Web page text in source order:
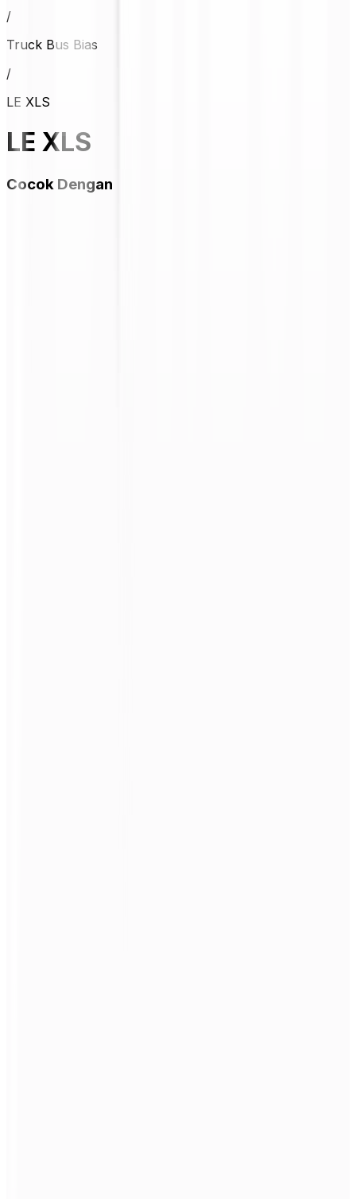
/
Truck Bus Bias
/
LE XLS
LE XLS
Cocok Dengan